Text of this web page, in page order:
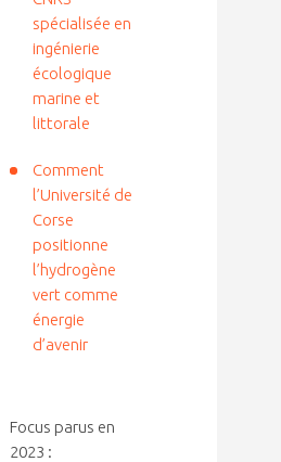
spécialisée en
ingénierie
écologique
marine et
littorale
Comment
l’Université de
Corse
positionne
l’hydrogène
vert comme
énergie
d’avenir
Focus parus en
2023 :